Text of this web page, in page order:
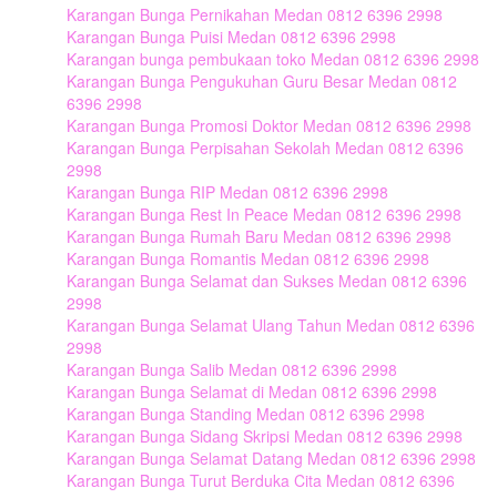
Karangan Bunga Pernikahan Medan 0812 6396 2998
Karangan Bunga Puisi Medan 0812 6396 2998
Karangan bunga pembukaan toko Medan 0812 6396 2998
Karangan Bunga Pengukuhan Guru Besar Medan 0812
6396 2998
Karangan Bunga Promosi Doktor Medan 0812 6396 2998
Karangan Bunga Perpisahan Sekolah Medan 0812 6396
2998
Karangan Bunga RIP Medan 0812 6396 2998
Karangan Bunga Rest In Peace Medan 0812 6396 2998
Karangan Bunga Rumah Baru Medan 0812 6396 2998
Karangan Bunga Romantis Medan 0812 6396 2998
Karangan Bunga Selamat dan Sukses Medan 0812 6396
2998
Karangan Bunga Selamat Ulang Tahun Medan 0812 6396
2998
Karangan Bunga Salib Medan 0812 6396 2998
Karangan Bunga Selamat di Medan 0812 6396 2998
Karangan Bunga Standing Medan 0812 6396 2998
Karangan Bunga Sidang Skripsi Medan 0812 6396 2998
Karangan Bunga Selamat Datang Medan 0812 6396 2998
Karangan Bunga Turut Berduka Cita Medan 0812 6396